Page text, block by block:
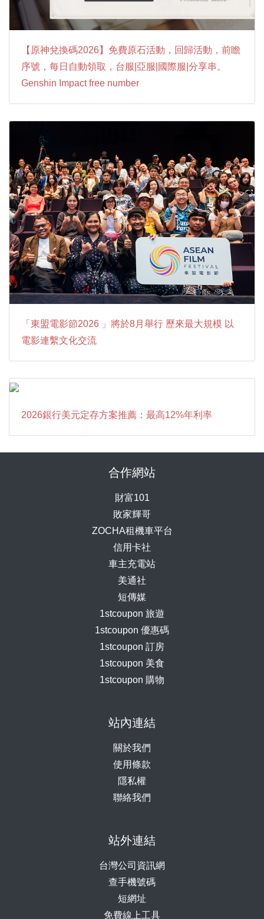
【原神兌換碼2026】免費原石活動，回歸活動，前瞻
序號，每日自動領取，台服|亞服|國際服|分享串。
Genshin Impact free number
「東盟電影節2026 」將於8月舉行 歷來最大規模 以
電影連繫文化交流
2026銀行美元定存方案推薦：最高12%年利率
合作網站
財富101
敗家輝哥
ZOCHA租機車平台
信用卡社
車主充電站
美通社
短傳媒
1stcoupon 旅遊
1stcoupon 優惠碼
1stcoupon 訂房
1stcoupon 美食
1stcoupon 購物
站內連結
關於我們
使用條款
隱私權
聯絡我們
站外連結
台灣公司資訊網
查手機號碼
短網址
免費線上工具